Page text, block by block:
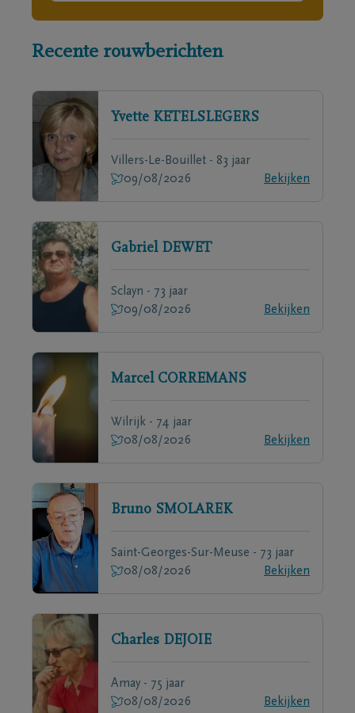
Recente rouwberichten
Yvette KETELSLEGERS
Villers-Le-Bouillet - 83 jaar
09/08/2026
Bekijken
Gabriel DEWET
Sclayn - 73 jaar
09/08/2026
Bekijken
Marcel CORREMANS
Wilrijk - 74 jaar
08/08/2026
Bekijken
Bruno SMOLAREK
Saint-Georges-Sur-Meuse - 73 jaar
08/08/2026
Bekijken
Charles DEJOIE
Amay - 75 jaar
08/08/2026
Bekijken